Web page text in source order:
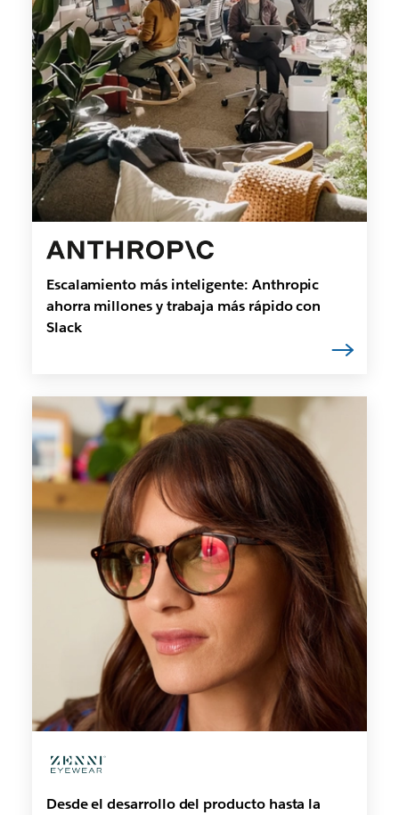
Escalamiento más inteligente: Anthropic
ahorra millones y trabaja más rápido con
Slack
Desde el desarrollo del producto hasta la